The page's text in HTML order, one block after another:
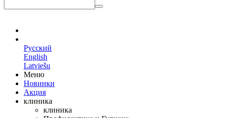
Русский
English
Latviešu
Меню
Новинки
Акция
клиника
клиника